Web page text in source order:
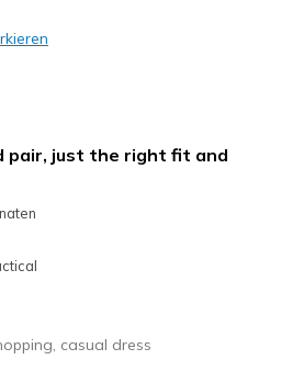
true to width
pair, just the right fit and
casual dress